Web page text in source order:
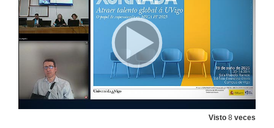
Visto 8 veces